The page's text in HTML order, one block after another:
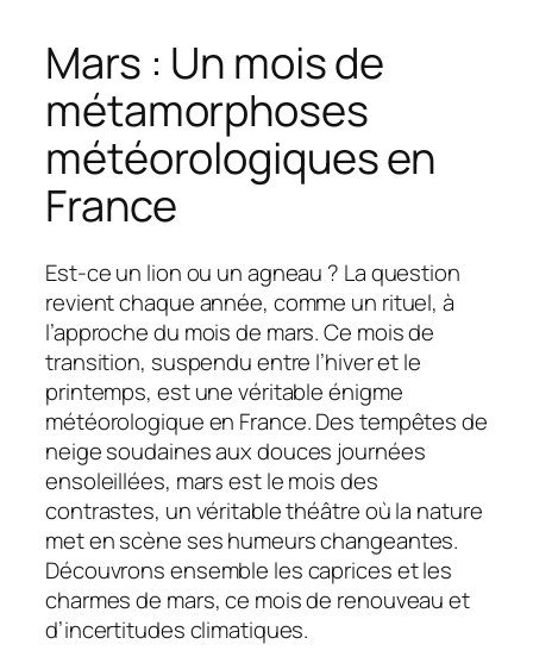
Mars : Un mois de
métamorphoses
météorologiques en
France
Est-ce un lion ou un agneau ? La question
revient chaque année, comme un rituel, à
l’approche du mois de mars. Ce mois de
transition, suspendu entre l’hiver et le
printemps, est une véritable énigme
météorologique en France. Des tempêtes de
neige soudaines aux douces journées
ensoleillées, mars est le mois des
contrastes, un véritable théâtre où la nature
met en scène ses humeurs changeantes.
Découvrons ensemble les caprices et les
charmes de mars, ce mois de renouveau et
d’incertitudes climatiques.